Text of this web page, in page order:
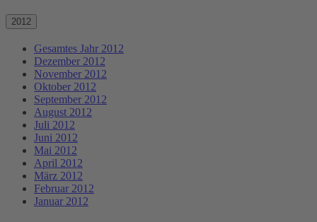
2012
Gesamtes Jahr 2012
Dezember 2012
November 2012
Oktober 2012
September 2012
August 2012
Juli 2012
Juni 2012
Mai 2012
April 2012
März 2012
Februar 2012
Januar 2012